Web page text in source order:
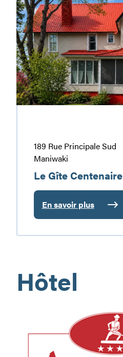
Gîte
Centenaire
189 Rue Principale Sud
Maniwaki
Le Gîte Centenaire
En savoir plus
:
Le
Gîte
Hôtel